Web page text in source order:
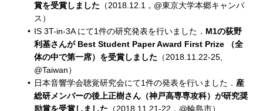
賞を受賞しました （2018.12.1，@東京大学本郷キャンパ
ス）
IS 3T-in-3A にて1件の研究発表を行いました． M1の荻野
利基さんが Best Student Paper Award First Prize （全
体の中で第一席）を受賞しました （2018.11.22-25,
@Taiwan）
日本音響学会聴覚研究会にて1件の発表を行いました． 産
総研メンバーの後上正樹さん（神戸高専専攻科）が研究奨
励賞を受賞しました （2018.11.21-22，@輪島市）